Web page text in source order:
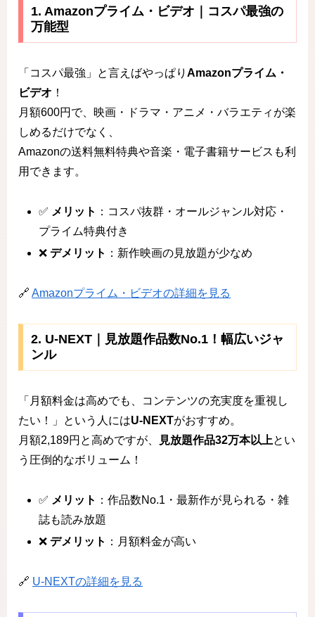
1. Amazonプライム・ビデオ｜コスパ最強の
万能型
「コスパ最強」と言えばやっぱり Amazonプライム・
ビデオ ！
月額600円で、映画・ドラマ・アニメ・バラエティが楽
しめるだけでなく、
Amazonの送料無料特典や音楽・電子書籍サービスも利
用できます。
✅ メリット ：コスパ抜群・オールジャンル対応・
プライム特典付き
❌デメリット ：新作映画の見放題が少なめ
🔗 Amazonプライム・ビデオの詳細を見る
2. U-NEXT｜見放題作品数No.1！幅広いジャ
ンル
「月額料金は高めでも、コンテンツの充実度を重視し
たい！」という人にはU-NEXTがおすすめ。
月額2,189円と高めですが、
見放題作品32万本以上とい
う圧倒的なボリューム！
✅ メリット ：作品数No.1・最新作が見られる・雑
誌も読み放題
❌デメリット ：月額料金が高い
🔗 U-NEXTの詳細を見る